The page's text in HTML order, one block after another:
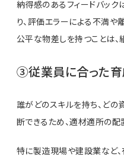
納得感のあるフィードバッ
り、評価エラーによる不満や
公平な物差しを持つことは
③従業員に合った育
誰がどのスキルを持ち、ど
断できるため、適材適所の配
特に製造現場や建設業など